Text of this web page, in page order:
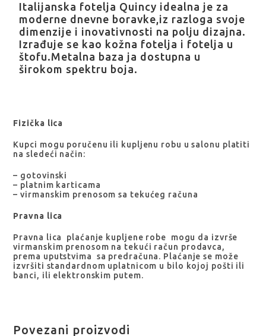
Italijanska fotelja Quincy idealna je za
moderne dnevne boravke,iz razloga svoje
dimenzije i inovativnosti na polju dizajna.
Izrađuje se kao kožna fotelja i fotelja u
štofu.Metalna baza ja dostupna u
širokom spektru boja.
Fizička lica
Kupci mogu poručenu ili kupljenu robu u salonu platiti
na sledeći način:
– gotovinski
– platnim karticama
– virmanskim prenosom sa tekućeg računa
Pravna lica
Pravna lica plaćanje kupljene robe mogu da izvrše
virmanskim prenosom na tekući račun prodavca,
prema uputstvima sa predračuna. Plaćanje se može
izvršiti standardnom uplatnicom u bilo kojoj pošti ili
banci, ili elektronskim putem.
Povezani proizvodi